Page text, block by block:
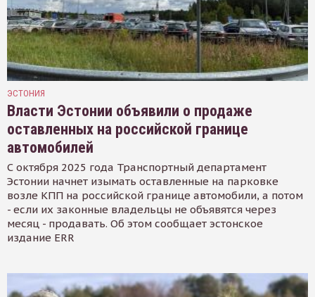
ЭСТОНИЯ
Власти Эстонии объявили о продаже
оставленных на российской границе
автомобилей
С октября 2025 года Транспортный департамент
Эстонии начнет изымать оставленные на парковке
возле КПП на российской границе автомобили, а потом
- если их законные владельцы не объявятся через
месяц - продавать. Об этом сообщает эстонское
издание ERR